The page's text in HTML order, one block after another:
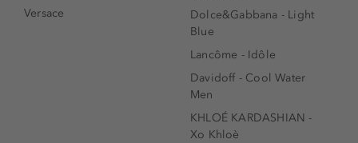
Versace
Dolce&Gabbana - Light
Blue
Lancôme - Idôle
Davidoff - Cool Water
Men
KHLOÉ KARDASHIAN -
Xo Khloè